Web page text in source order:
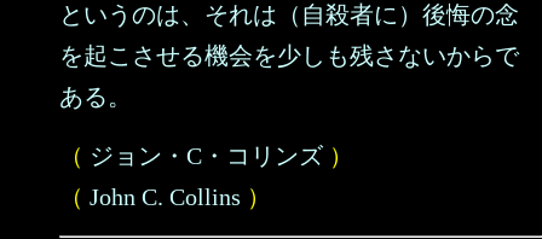
というのは、それは（自殺者に）後悔の念
を起こさせる機会を少しも残さないからで
ある。
（ ジョン・C・コリンズ ）
（ John C. Collins ）